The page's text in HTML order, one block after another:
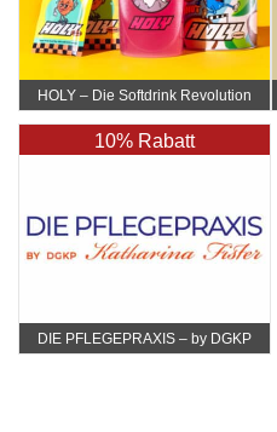
HOLY – Die Softdrink Revolution
10% Rabatt
DIE PFLEGEPRAXIS – by DGKP
Katharina Fister